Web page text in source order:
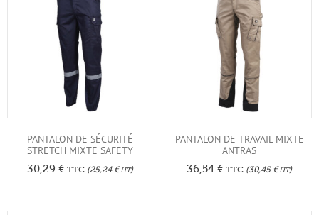
PANTALON DE SÉCURITÉ
STRETCH MIXTE SAFETY
30,29 €TTC(25,24 €HT)
PANTALON DE TRAVAIL MIXTE
ANTRAS
36,54 € TTC (30,45 €HT)